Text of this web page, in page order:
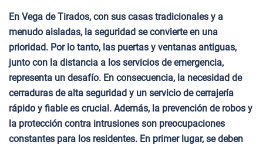
En Vega de Tirados, con sus casas tradicionales y a
menudo aisladas, la seguridad se convierte en una
prioridad. Por lo tanto, las puertas y ventanas antiguas,
junto con la distancia a los servicios de emergencia,
representa un desafío. En consecuencia, la necesidad de
cerraduras de alta seguridad y un servicio de cerrajería
rápido y fiable es crucial. Además, la prevención de robos y
la protección contra intrusiones son preocupaciones
constantes para los residentes. En primer lugar, se deben